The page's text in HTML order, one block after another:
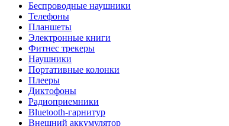
Беспроводные наушники
Телефоны
Планшеты
Электронные книги
Фитнес трекеры
Наушники
Портативные колонки
Плееры
Диктофоны
Радиоприемники
Bluetooth-гарнитур
Внешний аккумулятор